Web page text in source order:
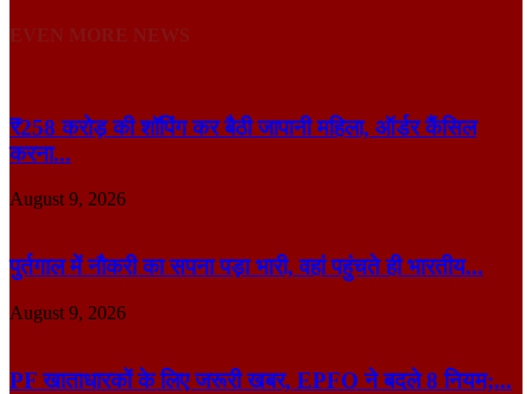
₹258 करोड़ की शॉपिंग कर बैठी जापानी महिला, ऑर्डर कैंसिल
करना...
August 9, 2026
पुर्तगाल में नौकरी का सपना पड़ा भारी, वहां पहुंचते ही भारतीय...
August 9, 2026
PF खाताधारकों के लिए जरूरी खबर, EPFO ने बदले 8 नियम;...